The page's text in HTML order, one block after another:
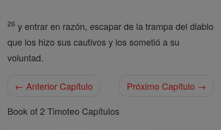
26 y entrar en razón, escapar de la trampa del diablo
que los hizo sus cautivos y los sometió a su
voluntad.
← Anterior Capítulo
Próximo Capítulo →
Book of 2 Timoteo Capítulos